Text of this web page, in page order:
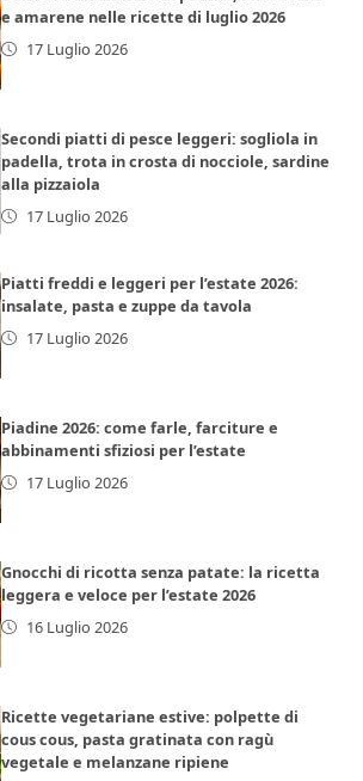
e amarene nelle ricette di luglio 2026
17 Luglio 2026
Secondi piatti di pesce leggeri: sogliola in
padella, trota in crosta di nocciole, sardine
alla pizzaiola
17 Luglio 2026
Piatti freddi e leggeri per l’estate 2026:
insalate, pasta e zuppe da tavola
17 Luglio 2026
Piadine 2026: come farle, farciture e
abbinamenti sfiziosi per l’estate
17 Luglio 2026
Gnocchi di ricotta senza patate: la ricetta
leggera e veloce per l’estate 2026
16 Luglio 2026
Ricette vegetariane estive: polpette di
cous cous, pasta gratinata con ragù
vegetale e melanzane ripiene